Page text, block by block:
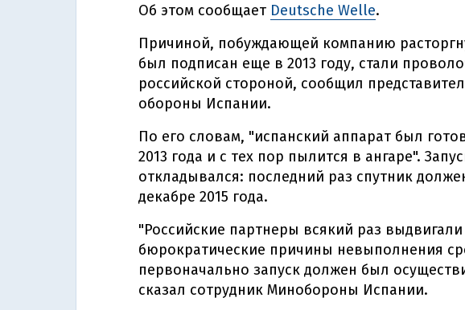
Об этом сообщает Deutsche Welle.
Причиной, побуждающей компанию
был подписан еще в 2013 году, стали
российской стороной, сообщил
обороны Испании.
По его словам, "испанский аппарат был
2013 года и с тех пор пылится в ангаре".
откладывался: последний раз спутник
декабре 2015 года.
"Российские партнеры всякий раз
бюрократические причины невыполнения
первоначально запуск должен был
сказал сотрудник Минобороны Испании.